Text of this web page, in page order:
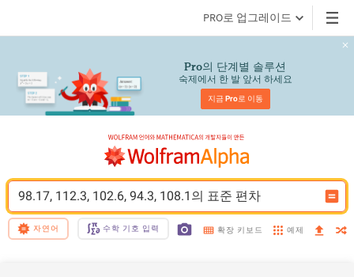
PRO로 업그레이드
Pro의 단계별 솔루션
숙제에서 한 발 앞서 하세요
지금 Pro로 이동
98.17, 112.3, 102.6, 94.3, 108.1의 표준 편차
자연어 수학 기호 입력 확장 키보드 예제